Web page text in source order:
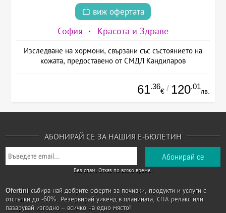
виж офертата
София Красота и Здраве
Изследване на хормони, свързани със състоянието на
кожата, предоставено от СМДЛ Кандиларов
61.36
€ / 120.01
лв.
АБОНИРАЙ СЕ ЗА НАШИЯ Е-БЮЛЕТИН
Без спам. Отказ по всяко време.
Ofertini събира най-добрите оферти за почивки, продукти и услуги с
отстъпки до -60%. Резервирай уикенд в планината, СПА релакс или
пазарувай изгодно – всичко на едно място!